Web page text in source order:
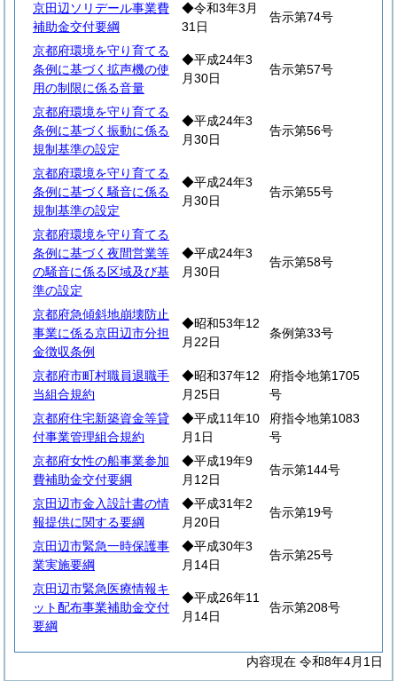
京田辺ソリデール事業費
補助金交付要綱
◆令和3年3月
31日
告示第74号
京都府環境を守り育てる
条例に基づく拡声機の使
用の制限に係る音量
◆平成24年3
月30日
告示第57号
京都府環境を守り育てる
条例に基づく振動に係る
規制基準の設定
◆平成24年3
月30日
告示第56号
京都府環境を守り育てる
条例に基づく騒音に係る
規制基準の設定
◆平成24年3
月30日
告示第55号
京都府環境を守り育てる
条例に基づく夜間営業等
の騒音に係る区域及び基
準の設定
◆平成24年3
月30日
告示第58号
京都府急傾斜地崩壊防止
事業に係る京田辺市分担
金徴収条例
◆昭和53年12
月22日
条例第33号
京都府市町村職員退職手
当組合規約
◆昭和37年12
月25日
府指令地第1705
号
京都府住宅新築資金等貸
付事業管理組合規約
◆平成11年10
月1日
府指令地第1083
号
京都府女性の船事業参加
費補助金交付要綱
◆平成19年9
月12日
告示第144号
京田辺市金入設計書の情
報提供に関する要綱
◆平成31年2
月20日
告示第19号
京田辺市緊急一時保護事
業実施要綱
◆平成30年3
月14日
告示第25号
京田辺市緊急医療情報キ
ット配布事業補助金交付
要綱
◆平成26年11
月14日
告示第208号
内容現在 令和8年4月1日